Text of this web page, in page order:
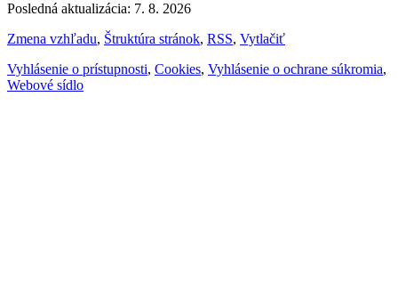
Posledná aktualizácia: 7. 8. 2026
Zmena vzhľadu, Štruktúra stránok, RSS, Vytlačiť
Vyhlásenie o prístupnosti, Cookies, Vyhlásenie o ochrane súkromia,
Webové sídlo